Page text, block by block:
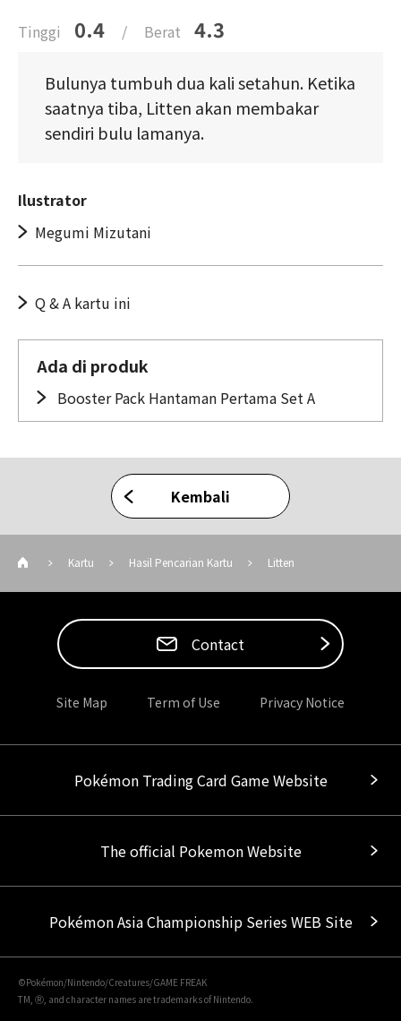
Tinggi 0.4 / Berat 4.3
Bulunya tumbuh dua kali setahun. Ketika
saatnya tiba, Litten akan membakar
sendiri bulu lamanya.
Ilustrator
Megumi Mizutani
Q & A kartu ini
Ada di produk
Booster Pack Hantaman Pertama Set A
Kembali
Kartu Hasil Pencarian Kartu Litten
Contact
Site Map Term of Use Privacy Notice
Pokémon Trading Card Game Website
The official Pokemon Website
Pokémon Asia Championship Series WEB Site
©Pokémon/Nintendo/Creatures/GAME FREAK
TM, Ⓡ, and character names are trademarks of Nintendo.